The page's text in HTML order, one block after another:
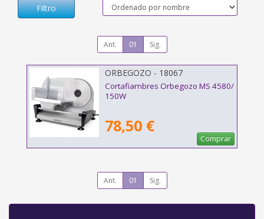
Filtro
Ant. 01 Sig.
ORBEGOZO - 18067
Cortafiambres Orbegozo MS 4580/
150W
78,50 €
Comprar
Ant. 01 Sig.